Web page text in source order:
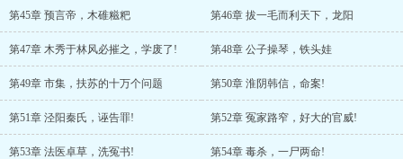
第45章 预言帝，木碓糍粑 第46章 拔一毛而利天下，龙阳
第47章 木秀于林风必摧之，学废了! 第48章 公子操琴，铁头娃
第49章 市集，扶苏的十万个问题 第50章 淮阴韩信，命案!
第51章 泾阳秦氏，诬告罪! 第52章 冤家路窄，好大的官威!
第53章 法医卓草，洗冤书! 第54章 毒杀，一尸两命!